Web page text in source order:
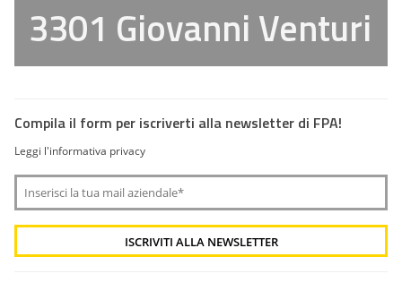
3301 Giovanni Venturi
Compila il form per iscriverti alla newsletter di FPA!
Leggi l'informativa privacy